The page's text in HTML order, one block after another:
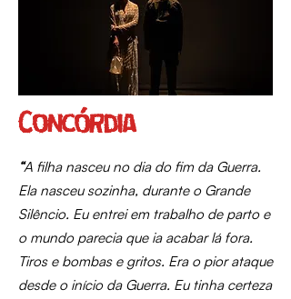
Concórdia
“A filha nasceu no dia do fim da Guerra.
Ela nasceu sozinha, durante o Grande
Silêncio. Eu entrei em trabalho de parto e
o mundo parecia que ia acabar lá fora.
Tiros e bombas e gritos. Era o pior ataque
desde o início da Guerra. Eu tinha certeza